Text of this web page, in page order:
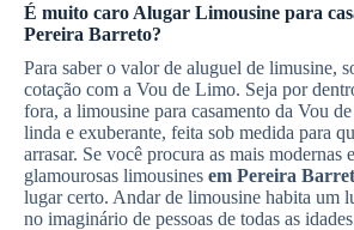
É muito caro Alugar Limousine para
Pereira Barreto?
Para saber o valor de aluguel de limusine,
cotação com a Vou de Limo. Seja por
fora, a limousine para casamento da Vou
linda e exuberante, feita sob medida para
arrasar. Se você procura as mais modernas e
glamourosas limousines em Pereira
lugar certo. Andar de limousine habita um
no imaginário de pessoas de todas as